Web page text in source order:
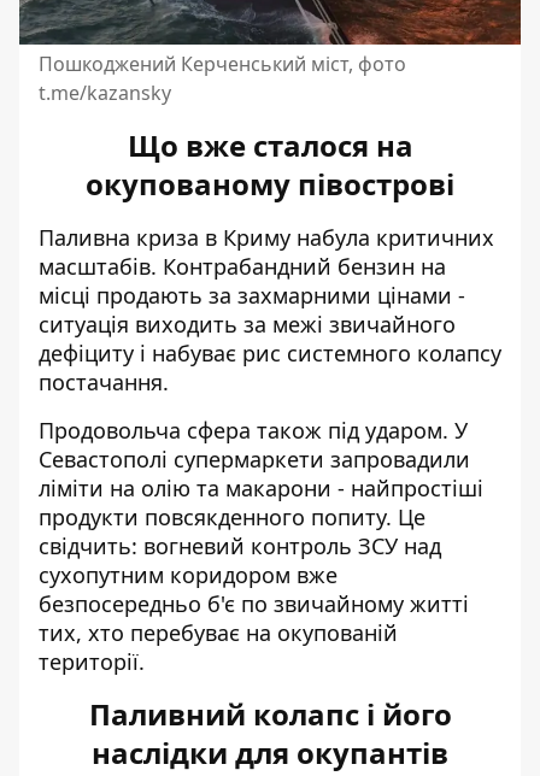
Пошкоджений Керченський міст, фото
t.me/kazansky
Що вже сталося на
окупованому півострові
Паливна криза в Криму набула критичних
масштабів. Контрабандний бензин на
місці продають за захмарними цінами -
ситуація виходить за межі звичайного
дефіциту і набуває рис системного колапсу
постачання.
Продовольча сфера також під ударом. У
Севастополі супермаркети запровадили
ліміти на олію та макарони - найпростіші
продукти повсякденного попиту. Це
свідчить: вогневий контроль ЗСУ над
сухопутним коридором вже
безпосередньо б'є по звичайному житті
тих, хто перебуває на окупованій
території.
Паливний колапс і його
наслідки для окупантів